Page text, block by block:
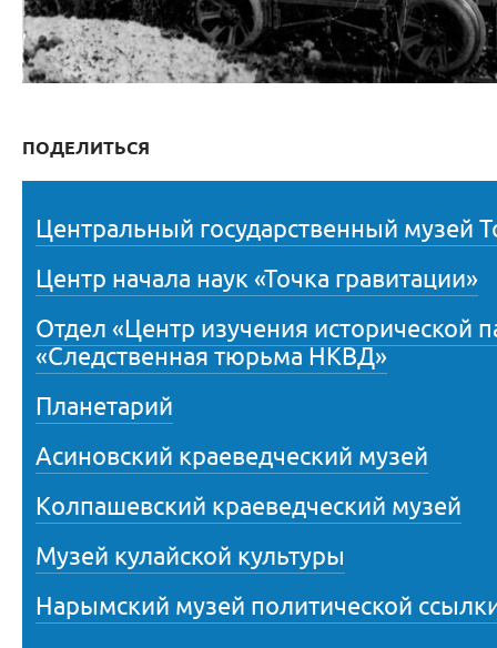
ПОДЕЛИТЬСЯ
Центральный государственный музей
Центр начала наук «Точка гравитации»
Отдел «Центр изучения исторической
«Следственная тюрьма НКВД»
Планетарий
Асиновский краеведческий музей
Колпашевский краеведческий музей
Музей кулайской культуры
Нарымский музей политической